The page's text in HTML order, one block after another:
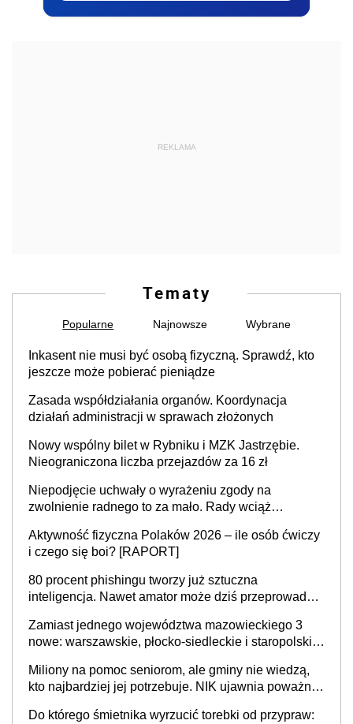
REKLAMA
Tematy
Popularne Najnowsze Wybrane
Inkasent nie musi być osobą fizyczną. Sprawdź, kto
jeszcze może pobierać pieniądze
Zasada współdziałania organów. Koordynacja
działań administracji w sprawach złożonych
Nowy wspólny bilet w Rybniku i MZK Jastrzębie.
Nieograniczona liczba przejazdów za 16 zł
Niepodjęcie uchwały o wyrażeniu zgody na
zwolnienie radnego to za mało. Rady wciąż
sprawy
Aktywność fizyczna Polaków 2026 – ile osób ćwiczy
i czego się boi? [RAPORT]
80 procent phishingu tworzy już sztuczna
inteligencja. Nawet amator może dziś przeprowadzić
Zamiast jednego województwa mazowieckiego 3
nowe: warszawskie, płocko-siedleckie i staropolskie.
stołecznych
Miliony na pomoc seniorom, ale gminy nie wiedzą,
kto najbardziej jej potrzebuje. NIK ujawnia poważną
Do którego śmietnika wyrzucić torebki od przypraw: